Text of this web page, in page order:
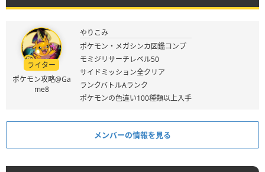
ライター
ポケモン攻略@Ga
me8
やりこみ
ポケモン・メガシンカ図鑑コンプ
モミジリサーチレベル50
サイドミッション全クリア
ランクバトルAランク
ポケモンの色違い100種類以上入手
メンバーの情報を見る